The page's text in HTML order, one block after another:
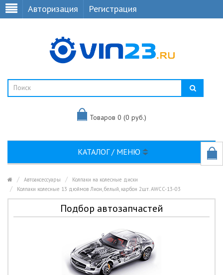
Авторизация Регистрация
Товаров 0 (0 руб.)
КАТАЛОГ / МЕНЮ
Автоаксессуары
Колпаки на колесные диски
Колпаки колесные 13 дюймов Лион, белый, карбон 2шт. AWCC-13-03
Подбор автозапчастей